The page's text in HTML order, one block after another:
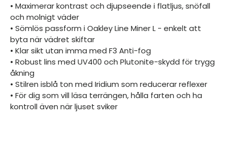
• Maximerar kontrast och djupseende i flatljus, snöfall
och molnigt väder
• Sömlös passform i Oakley Line Miner L - enkelt att
byta när vädret skiftar
• Klar sikt utan imma med F3 Anti-fog
• Robust lins med UV400 och Plutonite-skydd för trygg
åkning
• Stilren isblå ton med Iridium som reducerar reflexer
• För dig som vill läsa terrängen, hålla farten och ha
kontroll även när ljuset sviker